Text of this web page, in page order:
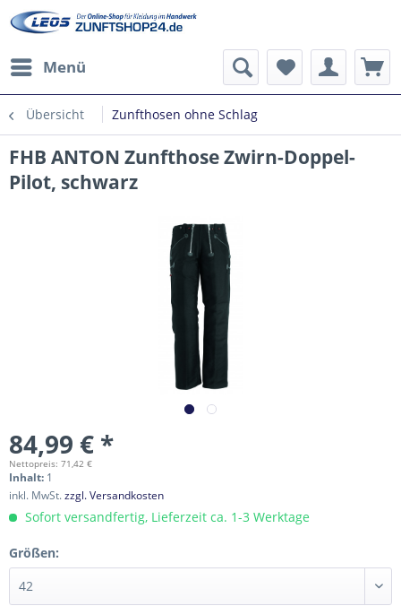
Menü
Übersicht Zunfthosen ohne Schlag
FHB ANTON Zunfthose Zwirn-Doppel-
Pilot, schwarz
84,99 € *
Nettopreis: 71,42 €
Inhalt: 1
inkl. MwSt.zzgl. Versandkosten
Sofort versandfertig, Lieferzeit ca. 1-3 Werktage
Größen: